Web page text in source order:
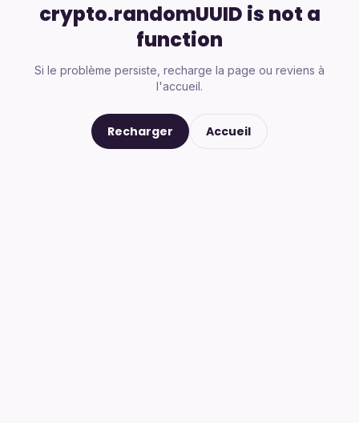
crypto.randomUUID is not a
function
Si le problème persiste, recharge la page ou reviens à
l'accueil.
Recharger Accueil